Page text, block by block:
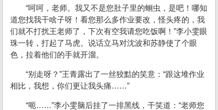
“呵呵，老师。我又不是您肚子里的蛔虫，是吧！哪知
道您找我干啥子呀！看您那么多作业要改，怪头疼的，我
们就不打扰王老师了，下次有空我请您吃饭啊！”李小雯眼
珠一转，打起了马虎。说话立马对沈波和苏静使了个眼
色，拉着他们的手就开溜。
“别走呀？”王青露出了一丝狡黠的笑意：“跟这堆作业
相比，我想，你们更让我头痛……”
“呃……”李小雯脑后挂了一排黑线，干笑道：“老师您